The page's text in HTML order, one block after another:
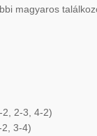
magyaros
2, 2-3, 4-2)
3-4)